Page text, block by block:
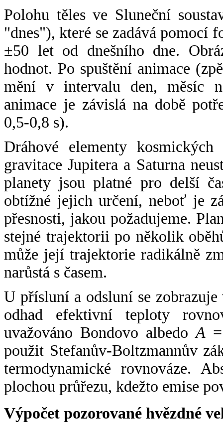
Polohu těles ve Sluneční
"dnes"), které se zadává pomocí
±50 let od dnešního dne.
hodnot. Po spuštění animace
mění v intervalu den, měsíc
animace je závislá na době
0,5-0,8 s).
Dráhové elementy
gravitace Jupitera a Saturna
planety jsou platné pro delší
obtížné jejich určení, neboť je
přesnosti, jakou požadujeme.
stejné trajektorii po několik
může její trajektorie radikálně
narůstá s časem.
U přísluní a odsluní se
odhad efektivní teploty
uvažováno Bondovo albedoA
použit Stefanův-Boltzmannův
termodynamické rovnováze.
plochou průřezu, kdežto emise
Výpočet pozorované hvězdné